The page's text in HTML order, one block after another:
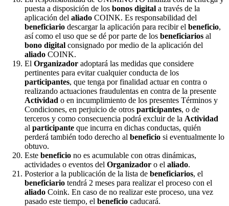
puesta a disposición de los bonos digital a través de la
aplicación del aliado COINK. Es responsabilidad del
beneficiario descargar la aplicación para recibir el beneficio,
así como el uso que se dé por parte de los beneficiarios al
bono digital consignado por medio de la aplicación del
aliado COINK.
El Organizador adoptará las medidas que considere
pertinentes para evitar cualquier conducta de los
participantes, que tenga por finalidad actuar en contra o
realizando actuaciones fraudulentas en contra de la presente
Actividad o en incumplimiento de los presentes Términos y
Condiciones, en perjuicio de otros participantes, o de
terceros y como consecuencia podrá excluir de la Actividad
al participante que incurra en dichas conductas, quién
perderá también todo derecho al beneficio si eventualmente lo
obtuvo.
Este beneficio no es acumulable con otras dinámicas,
actividades o eventos del Organizador o el aliado.
Posterior a la publicación de la lista de beneficiarios, el
beneficiario tendrá 2 meses para realizar el proceso con el
aliado Coink. En caso de no realizar este proceso, una vez
pasado este tiempo, el beneficio caducará.